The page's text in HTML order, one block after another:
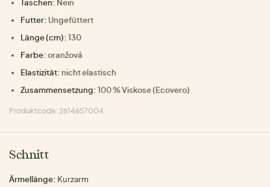
Taschen: Nein
Futter: Ungefüttert
Länge (cm): 130
Farbe: oranžová
Elastizität: nicht elastisch
Zusammensetzung: 100 % Viskose (Ecovero)
Produktcode: 2614657004
Schnitt
Ärmellänge: Kurzarm